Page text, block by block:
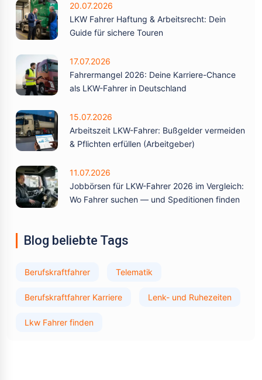
20.07.2026
LKW Fahrer Haftung & Arbeitsrecht: Dein
Guide für sichere Touren
17.07.2026
Fahrermangel 2026: Deine Karriere-Chance
als LKW-Fahrer in Deutschland
15.07.2026
Arbeitszeit LKW-Fahrer: Bußgelder vermeiden
& Pflichten erfüllen (Arbeitgeber)
11.07.2026
Jobbörsen für LKW-Fahrer 2026 im Vergleich:
Wo Fahrer suchen — und Speditionen finden
Blog beliebte Tags
Berufskraftfahrer Telematik
Berufskraftfahrer Karriere Lenk- und Ruhezeiten
Lkw Fahrer finden